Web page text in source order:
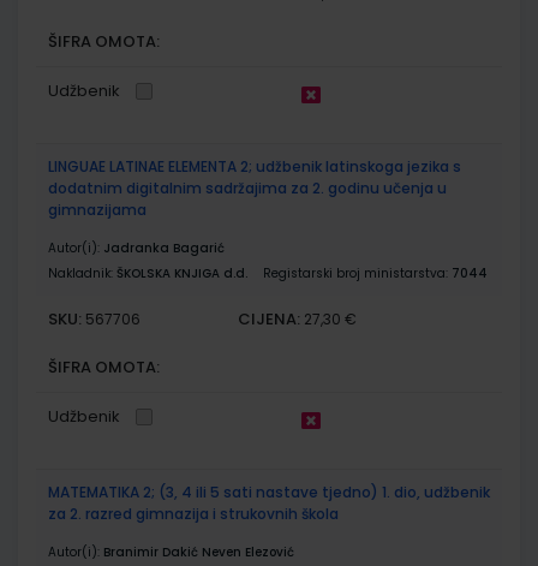
ŠIFRA OMOTA:
Udžbenik
LINGUAE LATINAE ELEMENTA 2; udžbenik latinskoga jezika s
dodatnim digitalnim sadržajima za 2. godinu učenja u
gimnazijama
Autor(i): Jadranka Bagarić
Nakladnik: ŠKOLSKA KNJIGA d.d. Registarski broj ministarstva: 7044
SKU: 567706 CIJENA: 27,30 €
ŠIFRA OMOTA:
Udžbenik
MATEMATIKA 2; (3, 4 ili 5 sati nastave tjedno) 1. dio, udžbenik
za 2. razred gimnazija i strukovnih škola
Autor(i): Branimir Dakić Neven Elezović